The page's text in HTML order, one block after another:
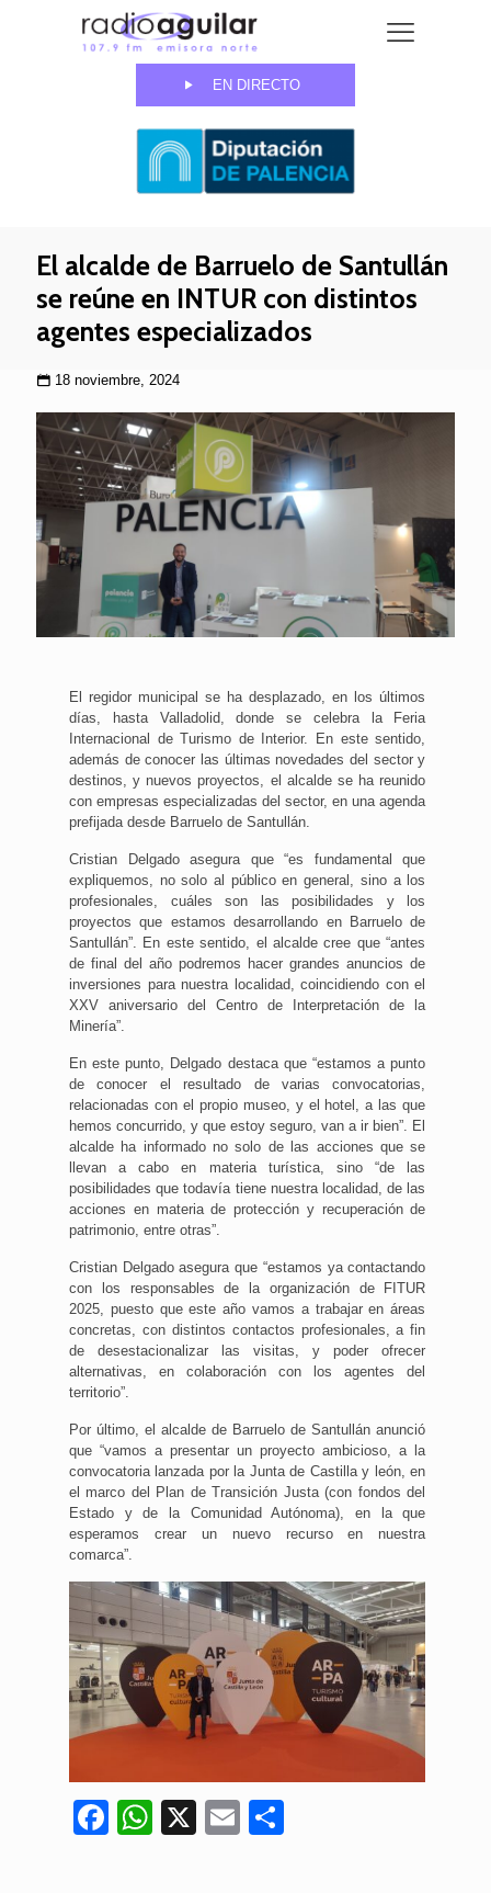
EN DIRECTO
El alcalde de Barruelo de Santullán
se reúne en INTUR con distintos
agentes especializados
18 noviembre, 2024
El regidor municipal se ha desplazado, en los últimos
días, hasta Valladolid, donde se celebra la Feria
Internacional de Turismo de Interior. En este sentido,
además de conocer las últimas novedades del sector y
destinos, y nuevos proyectos, el alcalde se ha reunido
con empresas especializadas del sector, en una agenda
prefijada desde Barruelo de Santullán.
Cristian Delgado asegura que “es fundamental que
expliquemos, no solo al público en general, sino a los
profesionales, cuáles son las posibilidades y los
proyectos que estamos desarrollando en Barruelo de
Santullán”. En este sentido, el alcalde cree que “antes
de final del año podremos hacer grandes anuncios de
inversiones para nuestra localidad, coincidiendo con el
XXV aniversario del Centro de Interpretación de la
Minería”.
En este punto, Delgado destaca que “estamos a punto
de conocer el resultado de varias convocatorias,
relacionadas con el propio museo, y el hotel, a las que
hemos concurrido, y que estoy seguro, van a ir bien”. El
alcalde ha informado no solo de las acciones que se
llevan a cabo en materia turística, sino “de las
posibilidades que todavía tiene nuestra localidad, de las
acciones en materia de protección y recuperación de
patrimonio, entre otras”.
Cristian Delgado asegura que “estamos ya contactando
con los responsables de la organización de FITUR
2025, puesto que este año vamos a trabajar en áreas
concretas, con distintos contactos profesionales, a fin
de desestacionalizar las visitas, y poder ofrecer
alternativas, en colaboración con los agentes del
territorio”.
Por último, el alcalde de Barruelo de Santullán anunció
que “vamos a presentar un proyecto ambicioso, a la
convocatoria lanzada por la Junta de Castilla y león, en
el marco del Plan de Transición Justa (con fondos del
Estado y de la Comunidad Autónoma), en la que
esperamos crear un nuevo recurso en nuestra
comarca”.
Facebook
WhatsApp
X Email